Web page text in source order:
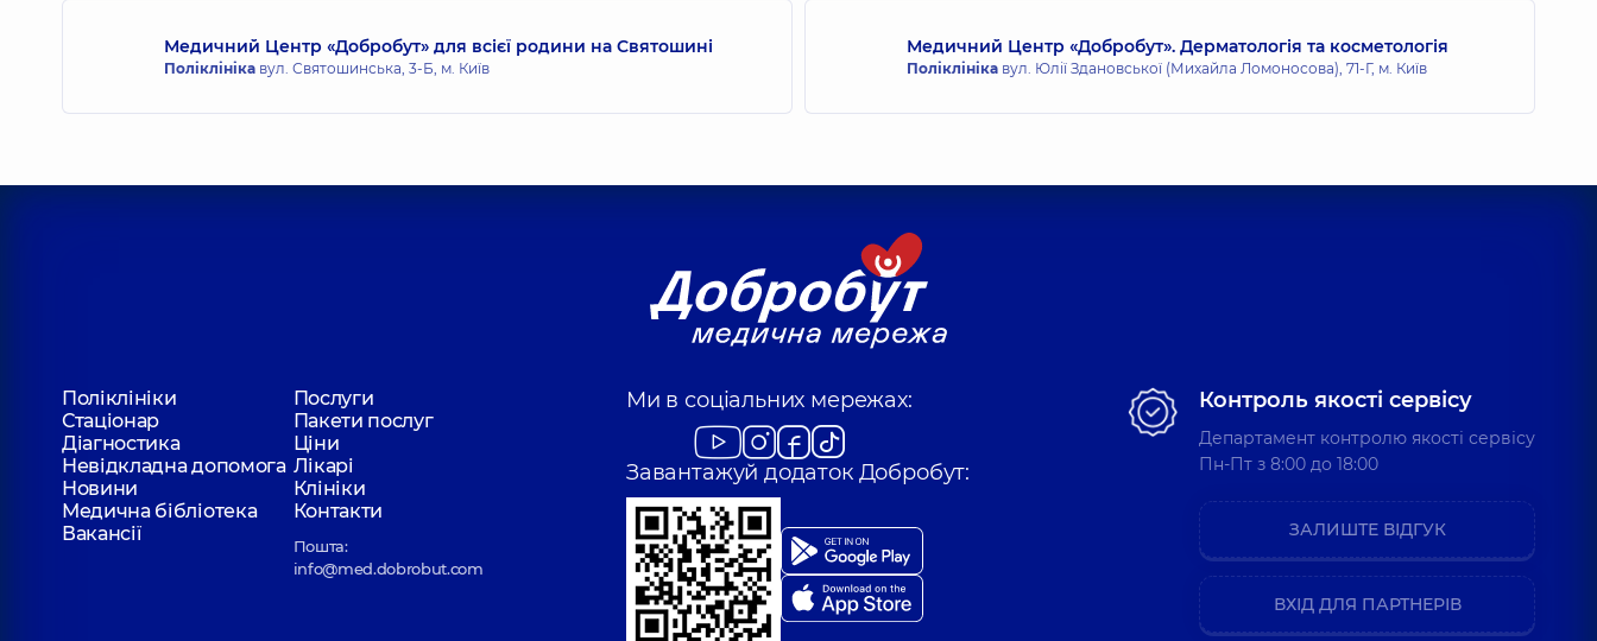
Медичний Центр «Добробут» для всієї родини на Святошині
Поліклініка вул. Святошинська, 3-Б, м. Київ
Медичний Центр «Добробут». Дерматологія та косметологія
Поліклініка вул. Юлії Здановської (Михайла Ломоносова), 71-Г, м. Київ
Поліклініки
Послуги
Стаціонар
Пакети послуг
Діагностика
Ціни
Невідкладна допомога Лікарі
Новини
Клініки
Медична бібліотека
Контакти
Вакансії
Пошта:
info@med.dobrobut.com
Ми в соціальних мережах:
Завантажуй додаток Добробут:
Контроль якості сервісу
Департамент контролю якості сервісу
Пн-Пт з 8:00 до 18:00
ЗАЛИШТЕ ВІДГУК
ВХІД ДЛЯ ПАРТНЕРІВ